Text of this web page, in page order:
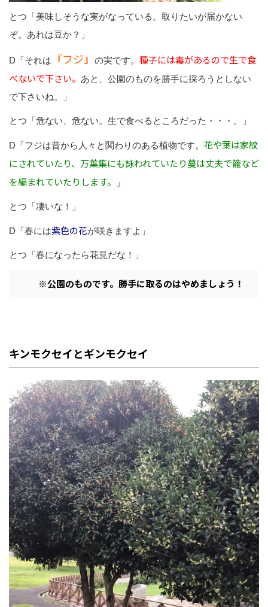
とつ「美味しそうな実がなっている。取りたいが届かない
ぞ。あれは豆か？」
D「それは 『フジ』 の実です。 種子には毒があるので生で食
べないで下さい。 あと、公園のものを勝手に採ろうとしない
で下さいね。」
とつ「危ない、危ない。生で食べるところだった・・・。」
D「フジは昔から人々と関わりのある植物です。 花や葉は家紋
にされていたり、万葉集にも詠われていたり蔓は丈夫で籠など
を編まれていたりします。
」
とつ「凄いな！」
D「春には紫色の花が咲きますよ」
とつ「春になったら花見だな！」
※公園のものです。勝手に取るのはやめましょう！
キンモクセイとギンモクセイ